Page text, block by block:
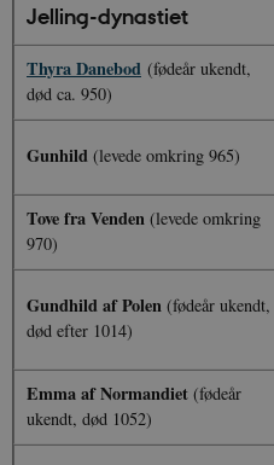
Jelling-dynastiet
Thyra Danebod (fødeår ukendt,
død ca. 950)
Gunhild (levede omkring 965)
Tove fra Venden (levede omkring
970)
Gundhild af Polen (fødeår ukendt,
død efter 1014)
Emma af Normandiet (fødeår
ukendt, død 1052)